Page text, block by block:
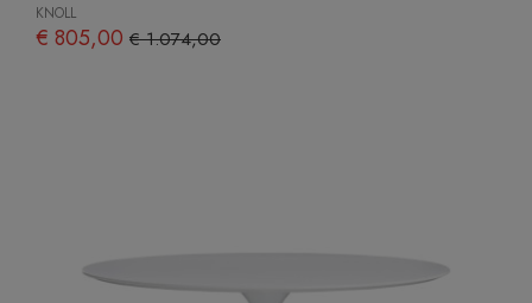
KNOLL
€ 805,00 € 1.074,00